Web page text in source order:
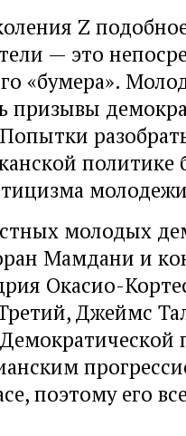
Z
— это
«бумера».
призывы
политике
молодых
Мамдани и
Окасио-
Джеймс
поэтому его